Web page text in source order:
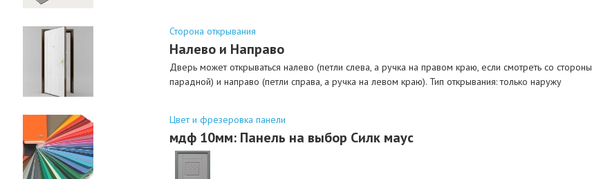
Сторона открывания
Налево и Направо
Дверь может открываться налево (петли слева, а ручка на правом краю, если смотреть со стороны
парадной) и направо (петли справа, а ручка на левом краю). Тип открывания: только наружу
Цвет и фрезеровка панели
мдф 10мм: Панель на выбор Силк маус